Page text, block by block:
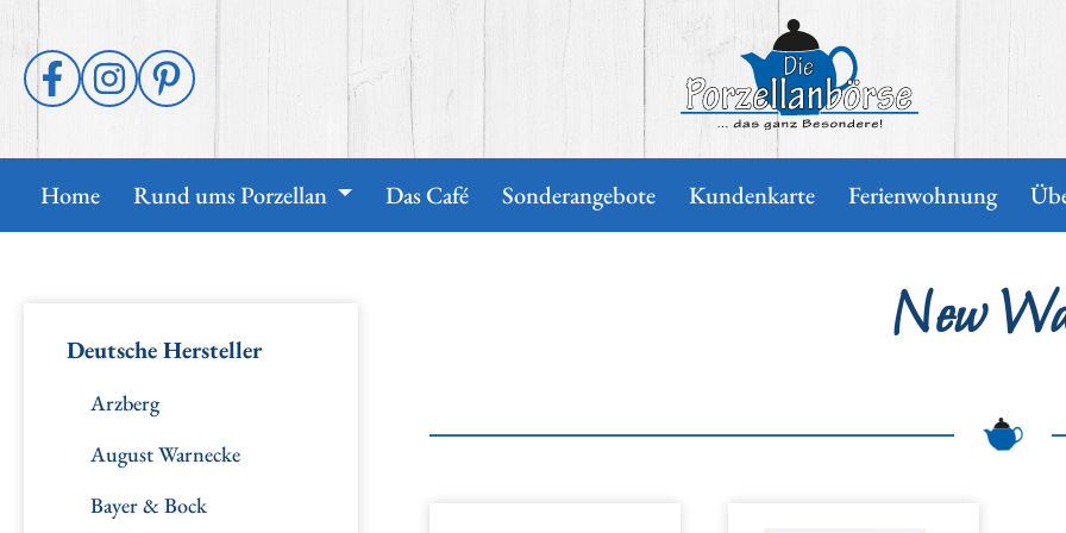
Home Rund ums Porzellan Das Café Sonderangebote Kundenkarte Ferienwohnung
Deutsche Hersteller
Arzberg
August Warnecke
Bayer & Bock
New